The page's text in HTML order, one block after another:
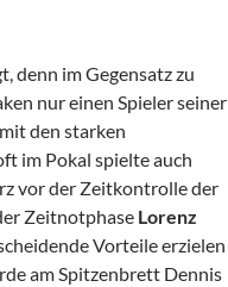
denn im Gegensatz zu
nur einen Spieler seiner
den starken
im Pokal spielte auch
vor der Zeitkontrolle der
Zeitnotphase Lorenz
Vorteile erzielen
am Spitzenbrett Dennis